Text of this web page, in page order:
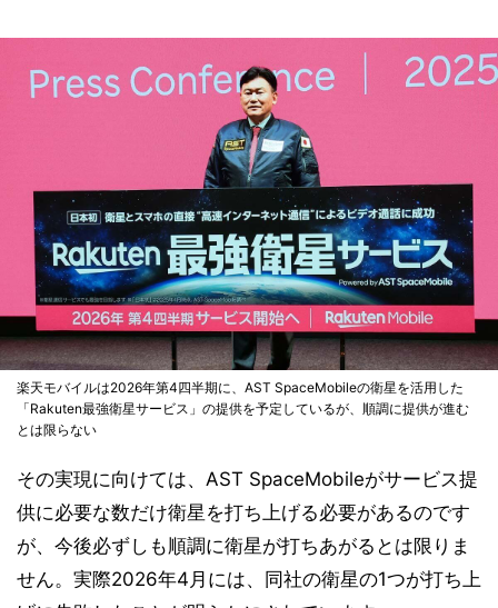
楽天モバイルは2026年第4四半期に、AST SpaceMobileの衛星を活用した
「Rakuten最強衛星サービス」の提供を予定しているが、順調に提供が進む
とは限らない
その実現に向けては、AST SpaceMobileがサービス提
供に必要な数だけ衛星を打ち上げる必要があるのです
が、今後必ずしも順調に衛星が打ちあがるとは限りま
せん。実際2026年4月には、同社の衛星の1つが打ち上